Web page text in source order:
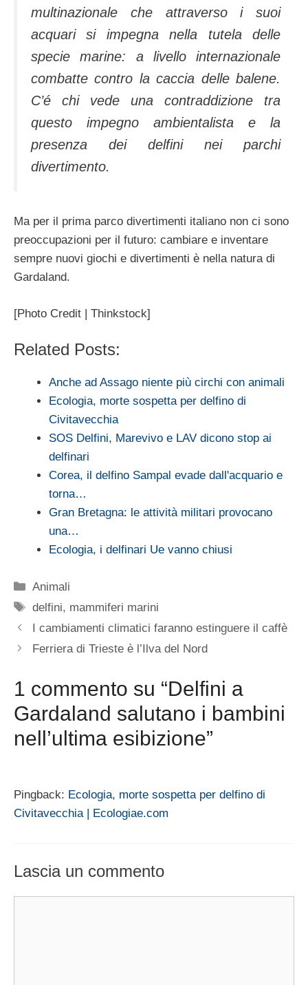
multinazionale che attraverso i suoi
acquari si impegna nella tutela delle
specie marine: a livello internazionale
combatte contro la caccia delle balene.
C’é chi vede una contraddizione tra
questo impegno ambientalista e la
presenza dei delfini nei parchi
divertimento.
Ma per il prima parco divertimenti italiano non ci sono
preoccupazioni per il futuro: cambiare e inventare
sempre nuovi giochi e divertimenti è nella natura di
Gardaland.
[Photo Credit | Thinkstock]
Related Posts:
Anche ad Assago niente più circhi con animali
Ecologia, morte sospetta per delfino di
Civitavecchia
SOS Delfini, Marevivo e LAV dicono stop ai
delfinari
Corea, il delfino Sampal evade dall'acquario e
torna…
Gran Bretagna: le attività militari provocano
una…
Ecologia, i delfinari Ue vanno chiusi
Categorie
Animali
Tag
delfini, mammiferi marini
I cambiamenti climatici faranno estinguere il caffè
Ferriera di Trieste è l’Ilva del Nord
1 commento su “Delfini a
Gardaland salutano i bambini
nell’ultima esibizione”
Pingback: Ecologia, morte sospetta per delfino di
Civitavecchia | Ecologiae.com
Lascia un commento